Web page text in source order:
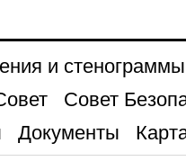
и стенограммы
Совет
Документы